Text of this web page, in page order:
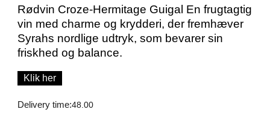
Rødvin Croze-Hermitage Guigal En frugtagtig
vin med charme og krydderi, der fremhæver
Syrahs nordlige udtryk, som bevarer sin
friskhed og balance.
Klik her
Delivery time:48.00